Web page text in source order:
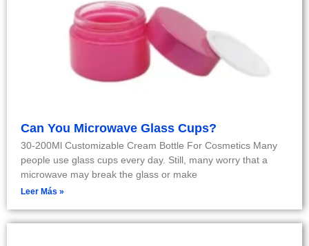
Can You Microwave Glass Cups?
30-200Ml Customizable Cream Bottle For Cosmetics Many
people use glass cups every day. Still, many worry that a
microwave may break the glass or make
Leer Más »